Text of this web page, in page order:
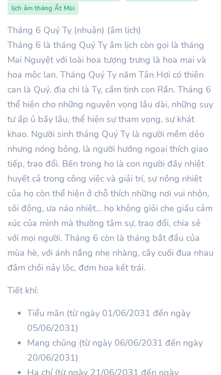
lịch âm tháng Ất Mùi
Tháng 6 Quý Tỵ (nhuận) (âm lịch)
Tháng 6 là tháng Quý Tỵ âm lịch còn gọi là tháng
Mai Nguyệt với loài hoa tượng trưng là hoa mai và
hoa mộc lan. Tháng Quý Tỵ năm Tân Hợi có thiên
can là Quý, địa chi là Tỵ, cầm tinh con Rắn. Tháng 6
thể hiện cho những nguyện vọng lâu dài, những suy
tư ấp ủ bấy lâu, thể hiện sự tham vọng, sự khát
khao. Người sinh tháng Quý Tỵ là người mềm dẻo
nhưng nóng bỏng, là người hướng ngoại thích giao
tiếp, trao đổi. Bên trong họ là con người đầy nhiệt
huyết cả trong công việc và giải trí, sự nồng nhiệt
của họ còn thể hiện ở chỗ thích những nơi vui nhộn,
sôi động, ưa náo nhiệt… họ không giỏi che giấu cảm
xúc của mình mà thường tâm sự, trao đổi, chia sẻ
với mọi người. Tháng 6 còn là tháng bắt đầu của
mùa hè, với ánh nắng nhẹ nhàng, cây cuối đua nhau
đâm chồi nảy lộc, đơm hoa kết trái.
Tiết khí:
Tiểu mãn (từ ngày 01/06/2031 đến ngày
05/06/2031)
Mang chủng (từ ngày 06/06/2031 đến ngày
20/06/2031)
Hạ chí (từ ngày 21/06/2031 đến ngày